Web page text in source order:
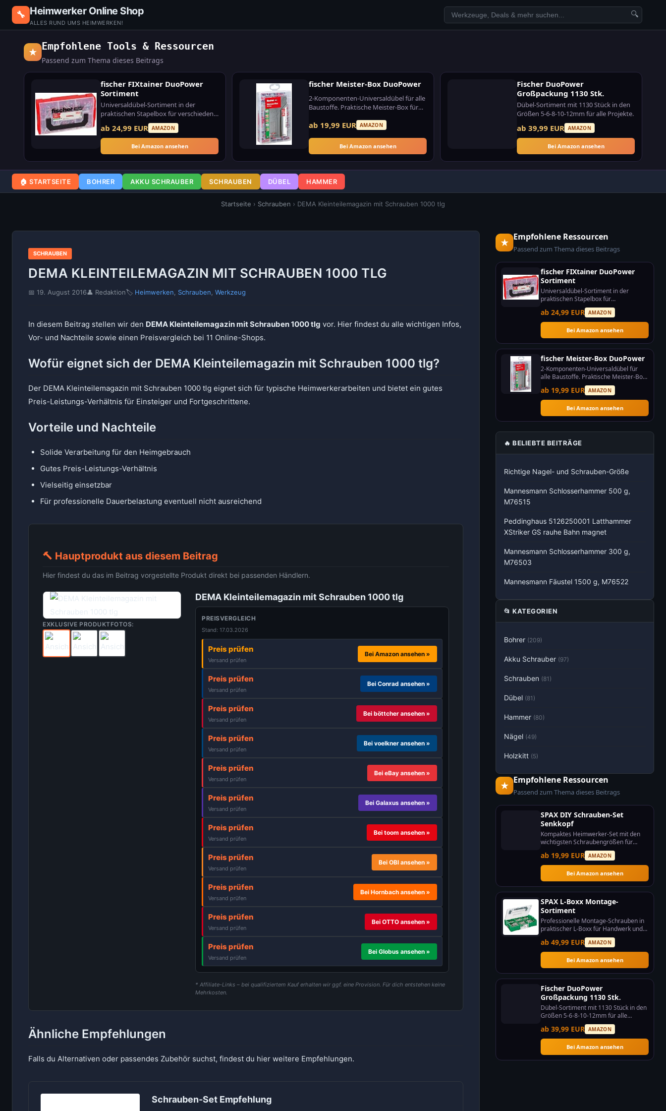
🔧 Heimwerker Online Shop
ALLES RUND UMS HEIMWERKEN!
🔍
★ Empfohlene Tools & Ressourcen
Passend zum Thema dieses Beitrags
fischer FIXtainer DuoPower
Sortiment
Universaldübel-Sortiment in der
praktischen Stapelbox für verschiedene
ab 24,99 EUR AMAZON
Bei Amazon ansehen
fischer Meister-Box DuoPower
2-Komponenten-Universaldübel für alle
Baustoffe. Praktische Meister-Box für
ab 19,99 EUR AMAZON
Bei Amazon ansehen
Fischer DuoPower
Großpackung 1130 Stk.
Dübel-Sortiment mit 1130 Stück in den
Größen 5-6-8-10-12mm für alle Projekte.
ab 39,99 EUR AMAZON
Bei Amazon ansehen
🏠 STARTSEITE BOHRER AKKU SCHRAUBER SCHRAUBEN DÜBEL HAMMER
Startseite › Schrauben › DEMA Kleinteilemagazin mit Schrauben 1000 tlg
SCHRAUBEN
DEMA KLEINTEILEMAGAZIN MIT SCHRAUBEN 1000 TLG
📅 19. August 2016👤 Redaktion🏷 Heimwerken Schrauben Werkzeug
In diesem Beitrag stellen wir den DEMA Kleinteilemagazin mit Schrauben 1000 tlg vor. Hier findest du alle wichtigen Infos,
Vor- und Nachteile sowie einen Preisvergleich bei 11 Online-Shops.
Wofür eignet sich der DEMA Kleinteilemagazin mit Schrauben 1000 tlg?
Der DEMA Kleinteilemagazin mit Schrauben 1000 tlg eignet sich für typische Heimwerkerarbeiten und bietet ein gutes
Preis-Leistungs-Verhältnis für Einsteiger und Fortgeschrittene.
Vorteile und Nachteile
Solide Verarbeitung für den Heimgebrauch
Gutes Preis-Leistungs-Verhältnis
Vielseitig einsetzbar
Für professionelle Dauerbelastung eventuell nicht ausreichend
🔨 Hauptprodukt aus diesem Beitrag
Hier findest du das im Beitrag vorgestellte Produkt direkt bei passenden Händlern.
EXKLUSIVE PRODUKTFOTOS:
DEMA Kleinteilemagazin mit Schrauben 1000 tlg
PREISVERGLEICH
Stand: 17.03.2026
Preis prüfen
Versand prüfen
Bei Amazon ansehen »
Preis prüfen
Versand prüfen
Bei Conrad ansehen »
Preis prüfen
Versand prüfen
Bei böttcher ansehen »
Preis prüfen
Versand prüfen
Bei voelkner ansehen »
Preis prüfen
Versand prüfen
Bei eBay ansehen »
Preis prüfen
Versand prüfen
Bei Galaxus ansehen »
Preis prüfen
Versand prüfen
Bei toom ansehen »
Preis prüfen
Versand prüfen
Bei OBI ansehen »
Preis prüfen
Versand prüfen
Bei Hornbach ansehen »
Preis prüfen
Versand prüfen
Bei OTTO ansehen »
Preis prüfen
Versand prüfen
Bei Globus ansehen »
* Affiliate-Links – bei qualifiziertem Kauf erhalten wir ggf. eine Provision. Für dich entstehen keine
Mehrkosten.
Ähnliche Empfehlungen
Falls du Alternativen oder passendes Zubehör suchst, findest du hier weitere Empfehlungen.
Schrauben-Set Empfehlung
★ Empfohlene Ressourcen
Passend zum Thema dieses Beitrags
fischer FIXtainer DuoPower
Sortiment
Universaldübel-Sortiment in der
praktischen Stapelbox für
verschiedene Baustoffe.
ab 24,99 EUR AMAZON
Bei Amazon ansehen
fischer Meister-Box DuoPower
2-Komponenten-Universaldübel für
alle Baustoffe. Praktische Meister-Box
ab 19,99 EUR AMAZON
Bei Amazon ansehen
🔥 BELIEBTE BEITRÄGE
Richtige Nagel- und Schrauben-Größe
Mannesmann Schlosserhammer 500 g,
M76515
Peddinghaus 5126250001 Latthammer
XStriker GS rauhe Bahn magnet
Mannesmann Schlosserhammer 300 g,
M76503
Mannesmann Fäustel 1500 g, M76522
📂 KATEGORIEN
Bohrer (209)
Akku Schrauber (97)
Schrauben (81)
Dübel (81)
Hammer (80)
Nägel (49)
Holzkitt (5)
★ Empfohlene Ressourcen
Passend zum Thema dieses Beitrags
SPAX DIY Schrauben-Set
Senkkopf
Kompaktes Heimwerker-Set mit den
wichtigsten Schraubengrößen für
ab 19,99 EUR AMAZON
Bei Amazon ansehen
SPAX L-Boxx Montage-
Sortiment
Professionelle Montage-Schrauben in
praktischer L-Boxx für Handwerk und
ab 49,99 EUR AMAZON
Bei Amazon ansehen
Fischer DuoPower
Großpackung 1130 Stk.
Dübel-Sortiment mit 1130 Stück in den
Größen 5-6-8-10-12mm für alle
ab 39,99 EUR AMAZON
Bei Amazon ansehen